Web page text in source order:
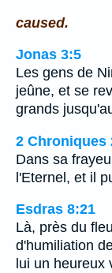
caused.
Jonas 3:5
Les gens de
jeûne, et se
grands
2 Chroniques
Dans sa
l'Eternel, et il
Esdras 8:21
Là, près du
d'humiliation
lui un